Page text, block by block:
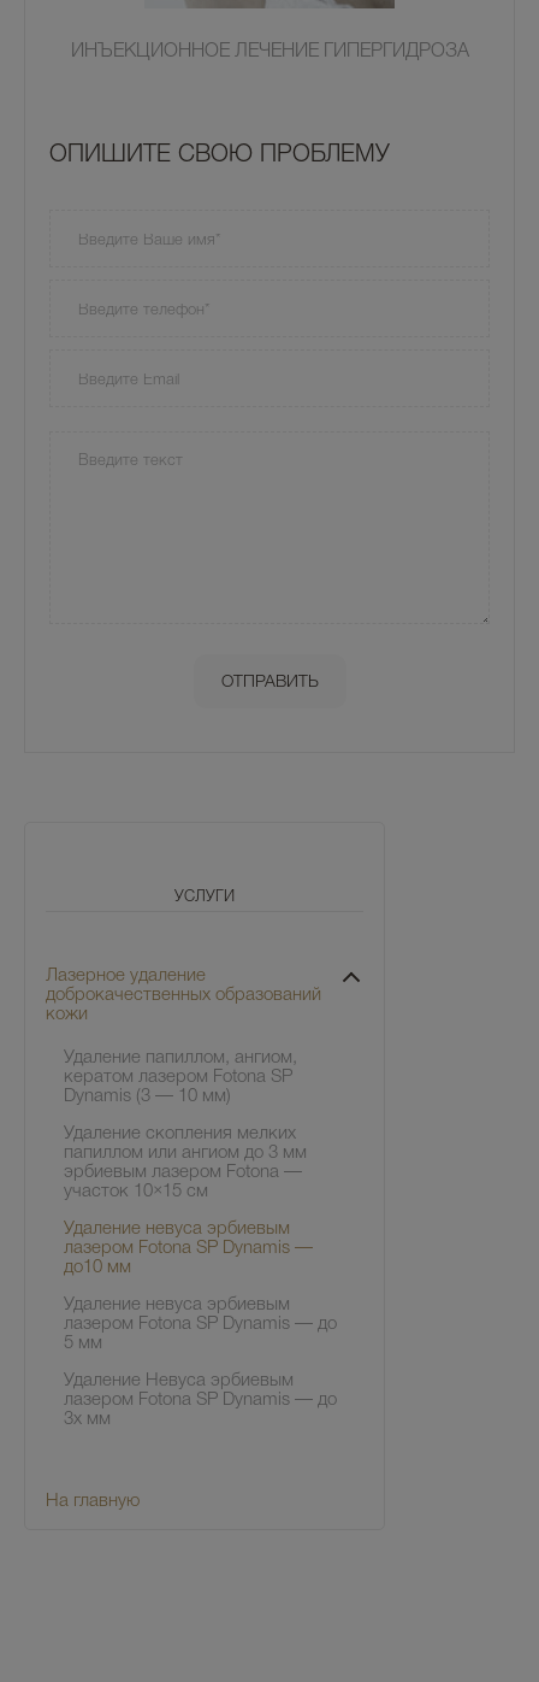
УСЛУГИ
Лазерное удаление
доброкачественных образований
кожи
Удаление папиллом, ангиом,
кератом лазером Fotona SP
Dynamis (3 — 10 мм)
Удаление скопления мелких
папиллом или ангиом до 3 мм
эрбиевым лазером Fotona —
участок 10×15 см
Удаление невуса эрбиевым
лазером Fotona SP Dynamis —
до10 мм
Удаление невуса эрбиевым
лазером Fotona SP Dynamis — до
5 мм
Удаление Невуса эрбиевым
лазером Fotona SP Dynamis — до
3х мм
На главную
ИНЪЕКЦИОННОЕ ЛЕЧЕНИЕ ГИПЕРГИДРОЗА
OПИШИТЕ СВОЮ ПРОБЛЕМУ